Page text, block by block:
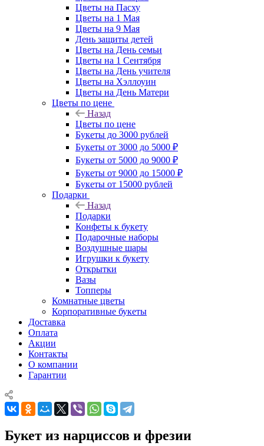
Цветы на Пасху
Цветы на 1 Мая
Цветы на 9 Мая
День защиты детей
Цветы на День семьи
Цветы на 1 Сентября
Цветы на День учителя
Цветы на Хэллоуин
Цветы на День Матери
Цветы по цене
Назад
Цветы по цене
Букеты до 3000 рублей
Букеты от 3000 до 5000 ₽
Букеты от 5000 до 9000 ₽
Букеты от 9000 до 15000 ₽
Букеты от 15000 рублей
Подарки
Назад
Подарки
Конфеты к букету
Подарочные наборы
Воздушные шары
Игрушки к букету
Открытки
Вазы
Топперы
Комнатные цветы
Корпоративные букеты
Доставка
Оплата
Акции
Контакты
О компании
Гарантии
Букет из нарциссов и фрезии